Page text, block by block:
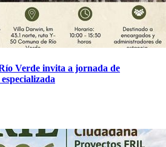
Verde invita a jornada de